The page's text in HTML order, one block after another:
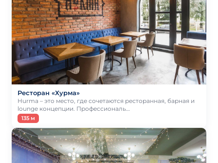
Ресторан «Хурма»
Hurma – это место, где сочетаются ресторанная, барная и
lounge концепции. Профессиональ…
135 м